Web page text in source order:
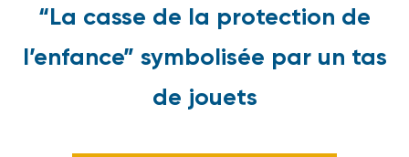
“La casse de la protection de
l’enfance” symbolisée par un tas
de jouets